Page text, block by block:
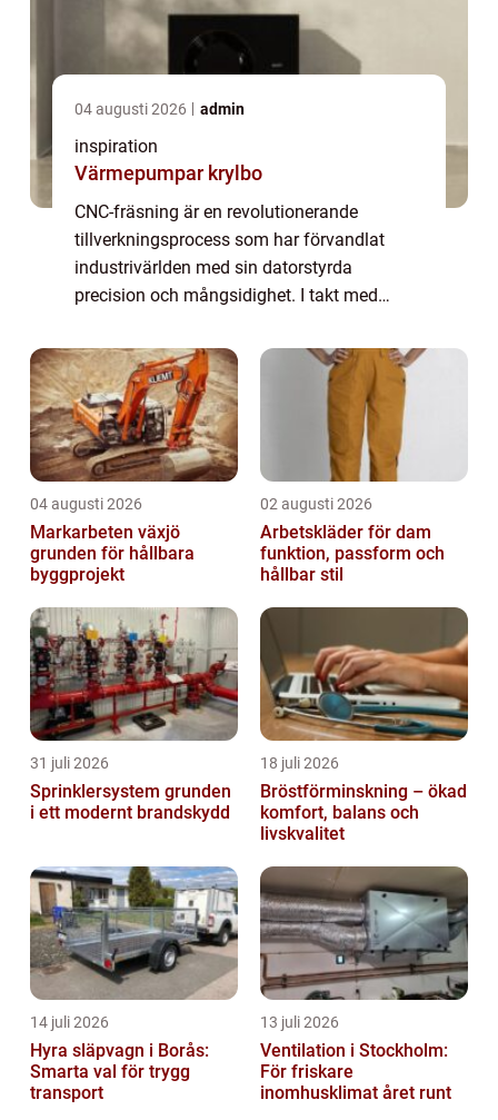
04 augusti 2026 admin
inspiration
Värmepumpar krylbo
CNC-fräsning är en revolutionerande
tillverkningsprocess som har förvandlat
industrivärlden med sin datorstyrda
precision och mångsidighet. I takt med
blivit oumbärliga verktyg f&...
04 augusti 2026
Markarbeten växjö
grunden för hållbara
byggprojekt
02 augusti 2026
Arbetskläder för dam
funktion, passform och
hållbar stil
31 juli 2026
Sprinklersystem grunden
i ett modernt brandskydd
18 juli 2026
Bröstförminskning – ökad
komfort, balans och
livskvalitet
14 juli 2026
Hyra släpvagn i Borås:
Smarta val för trygg
transport
13 juli 2026
Ventilation i Stockholm:
För friskare
inomhusklimat året runt